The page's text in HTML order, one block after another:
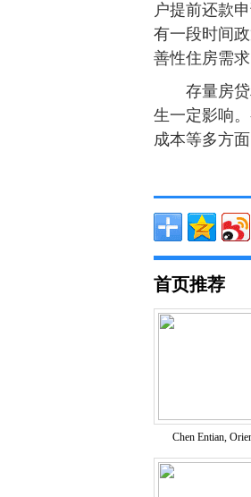
户提前还款
有一段时间
善性住房需求
存量房贷
生一定影响
成本等多方
首页推荐
Chen Entian,